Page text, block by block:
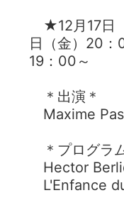
★12月17日
日（金）20：
19：00～
＊出演＊
Maxime
＊プログラ
Hector
L'Enfance